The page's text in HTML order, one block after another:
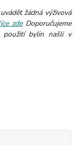
žádná výživová
zdeDoporučujeme
použití bylin našli v